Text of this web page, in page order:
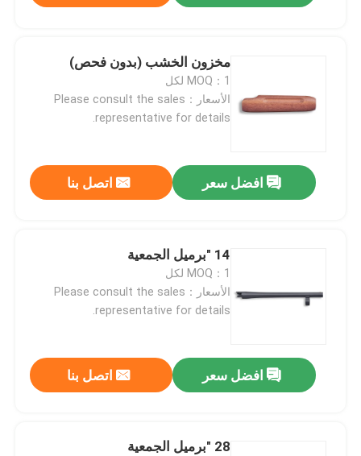
مخزون الخشب (بدون فحص)
MOQ：1 لكل
الأسعار：Please consult the sales
representative for details.
افضل سعر اتصل بنا
14 "برميل الجمعية
MOQ：1 لكل
الأسعار：Please consult the sales
representative for details.
افضل سعر اتصل بنا
28 "برميل الجمعية